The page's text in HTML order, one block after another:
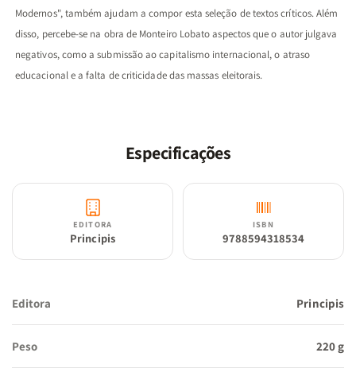
Modernos", também ajudam a compor esta seleção de textos críticos. Além
disso, percebe-se na obra de Monteiro Lobato aspectos que o autor julgava
negativos, como a submissão ao capitalismo internacional, o atraso
educacional e a falta de criticidade das massas eleitorais.
Especificações
EDITORA
Principis
ISBN
9788594318534
Editora Principis
Peso 220 g